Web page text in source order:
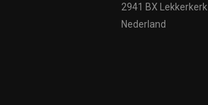
2941 BX Lekkerkerk
Nederland